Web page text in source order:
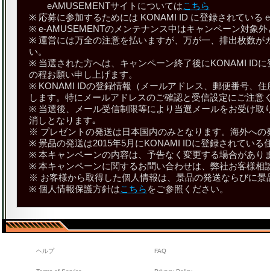
eAMUSEMENTサイトについてはこちら
※ 応募に参加するためには KONAMI ID に登録されている
※ e-AMUSEMENTのメンテナンス中はキャンペーン対象外
※ 運営には万全の注意を払いますが、万が一、排出枚数
い。
※ 当選された方へは、キャンペーン終了後にKONAMI ID
の程お願い申し上げます。
※ KONAMI IDの登録情報（メールアドレス、郵便番号、
します。特にメールアドレスのご確認と受信設定にご注意
※ 当選後、メール受信制限等により当選メールをお受け
消しとなります｡
※ プレゼントの発送は日本国内のみとなります。海外への
※ 景品の発送は2015年5月にKONAMI IDに登録されている
※ 本キャンペーンの内容は、予告なく変更する場合があり
※ 本キャンペーンに関するお問い合わせは、弊社お客様相
※ お客様から取得した個人情報は、景品の発送ならびに
※ 個人情報保護方針はこちら をご参照ください。
ヘルプ FAQ